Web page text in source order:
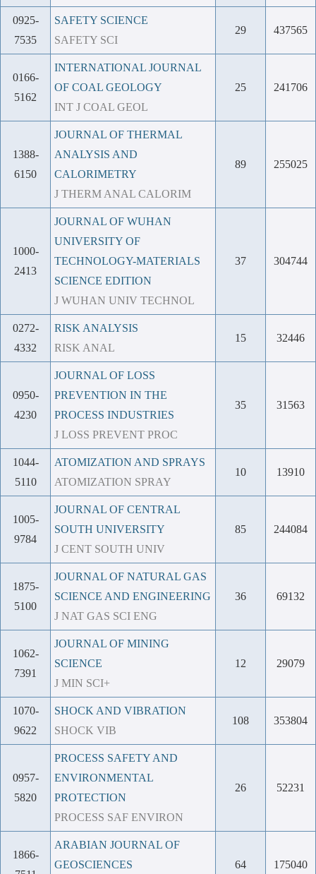
0925-
7535
SAFETY SCIENCE
SAFETY SCI
29 437565
0166-
5162
INTERNATIONAL JOURNAL
OF COAL GEOLOGY
INT J COAL GEOL
25 241706
1388-
6150
JOURNAL OF THERMAL
ANALYSIS AND
CALORIMETRY
J THERM ANAL CALORIM
89 255025
1000-
2413
JOURNAL OF WUHAN
UNIVERSITY OF
TECHNOLOGY-MATERIALS
SCIENCE EDITION
J WUHAN UNIV TECHNOL
37 304744
0272-
4332
RISK ANALYSIS
RISK ANAL
15 32446
0950-
4230
JOURNAL OF LOSS
PREVENTION IN THE
PROCESS INDUSTRIES
J LOSS PREVENT PROC
35 31563
1044-
5110
ATOMIZATION AND SPRAYS
ATOMIZATION SPRAY
10 13910
1005-
9784
JOURNAL OF CENTRAL
SOUTH UNIVERSITY
J CENT SOUTH UNIV
85 244084
1875-
5100
JOURNAL OF NATURAL GAS
SCIENCE AND ENGINEERING
J NAT GAS SCI ENG
36 69132
1062-
7391
JOURNAL OF MINING
SCIENCE
J MIN SCI+
12 29079
1070-
9622
SHOCK AND VIBRATION
SHOCK VIB
108 353804
0957-
5820
PROCESS SAFETY AND
ENVIRONMENTAL
PROTECTION
PROCESS SAF ENVIRON
26 52231
1866-
ARABIAN JOURNAL OF
GEOSCIENCES
64 175040